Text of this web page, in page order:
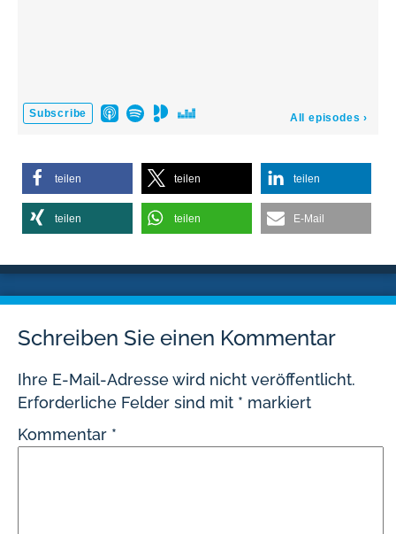
teilen teilen teilen
teilen teilen E-Mail
Schreiben Sie einen Kommentar
Ihre E-Mail-Adresse wird nicht veröffentlicht.
Erforderliche Felder sind mit * markiert
Kommentar *